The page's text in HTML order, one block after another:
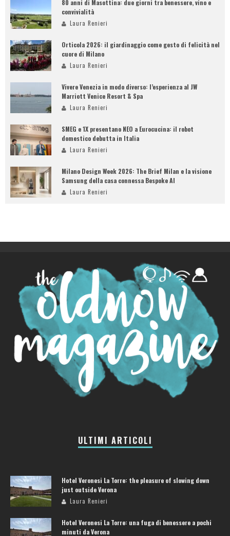
80 anni di Masottina: due giorni tra benessere, vino e
convivialità
Laura Renieri
Orticola 2026: il giardinaggio come gesto di felicità nel
cuore di Milano
Laura Renieri
Vivere Venezia in modo diverso: l’esperienza al JW
Marriott Venice Resort & Spa
Laura Renieri
SMEG e 1X presentano NEO a Eurocucina: il robot
domestico debutta in Italia
Laura Renieri
Milano Design Week 2026: The Brief Milan e la visione
Samsung della casa connessa Bespoke AI
Laura Renieri
ULTIMI ARTICOLI
Hotel Veronesi La Torre: the pleasure of slowing down
just outside Verona
Laura Renieri
Hotel Veronesi La Torre: una fuga di benessere a pochi
minuti da Verona